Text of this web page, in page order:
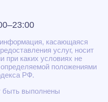
касающаяся
услуг, носит
при каких условиях не
положениями
РФ.
быть выполнены